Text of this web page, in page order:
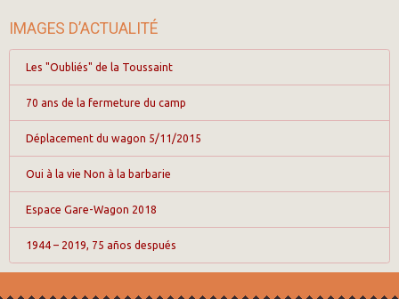
IMAGES D’ACTUALITÉ
Les "Oubliés" de la Toussaint
70 ans de la fermeture du camp
Déplacement du wagon 5/11/2015
Oui à la vie Non à la barbarie
Espace Gare-Wagon 2018
1944 – 2019, 75 años después